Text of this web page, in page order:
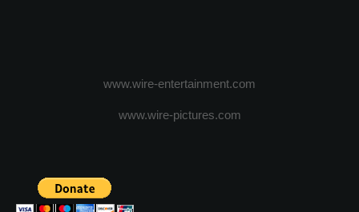
www.wire-entertainment.com
www.wire-pictures.com